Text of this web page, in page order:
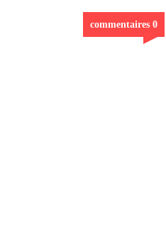
0 commentaires